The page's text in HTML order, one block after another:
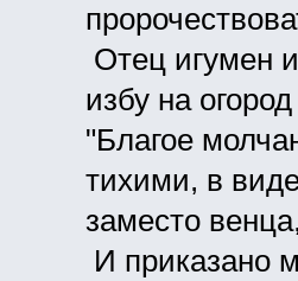
Отец игумен
избу на
"Благое
тихими, в
заместо
И приказано